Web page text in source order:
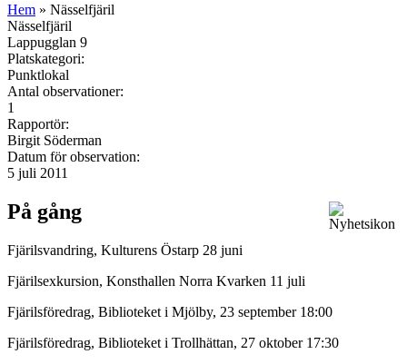
Hem » Nässelfjäril
Nässelfjäril
Lappugglan 9
Platskategori:
Punktlokal
Antal observationer:
1
Rapportör:
Birgit Söderman
Datum för observation:
5 juli 2011
På gång
Fjärilsvandring, Kulturens Östarp 28 juni
Fjärilsexkursion, Konsthallen Norra Kvarken 11 juli
Fjärilsföredrag, Biblioteket i Mjölby, 23 september 18:00
Fjärilsföredrag, Biblioteket i Trollhättan, 27 oktober 17:30